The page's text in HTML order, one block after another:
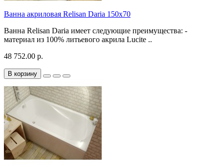
Ванна акриловая Relisan Daria 150x70
Ванна Relisan Daria имеет следующие преимущества: -
материал из 100% литьевого акрила Lucite ..
48 752.00 р.
В корзину